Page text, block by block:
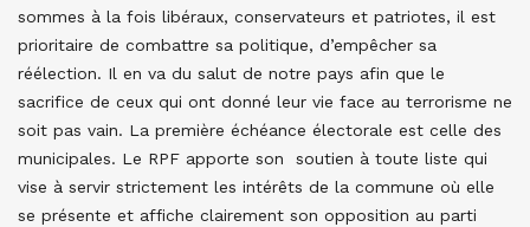
sommes à la fois libéraux, conservateurs et patriotes, il est
prioritaire de combattre sa politique, d’empêcher sa
réélection. Il en va du salut de notre pays afin que le
sacrifice de ceux qui ont donné leur vie face au terrorisme ne
soit pas vain. La première échéance électorale est celle des
municipales. Le RPF apporte son soutien à toute liste qui
vise à servir strictement les intérêts de la commune où elle
se présente et affiche clairement son opposition au parti